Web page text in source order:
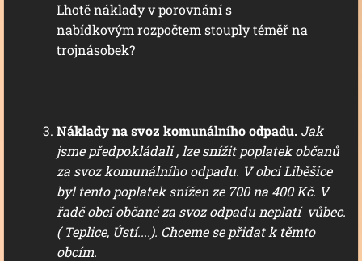
Lhotě náklady v porovnání s
nabídkovým rozpočtem stouply téměř na
trojnásobek?
Náklady na svoz komunálního odpadu. Jak
jsme předpokládali , lze snížit poplatek občanů
za svoz komunálního odpadu. V obci Liběšice
byl tento poplatek snížen ze 700 na 400 Kč. V
řadě obcí občané za svoz odpadu neplatí vůbec.
( Teplice, Ústí....). Chceme se přidat k těmto
obcím.